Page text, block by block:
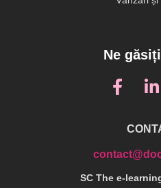
Ne
SC The e-